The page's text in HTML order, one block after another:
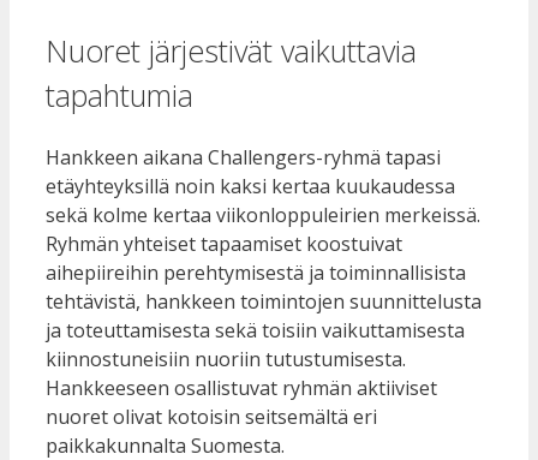
Nuoret järjestivät vaikuttavia
tapahtumia
Hankkeen aikana Challengers-ryhmä tapasi
etäyhteyksillä noin kaksi kertaa kuukaudessa
sekä kolme kertaa viikonloppuleirien merkeissä.
Ryhmän yhteiset tapaamiset koostuivat
aihepiireihin perehtymisestä ja toiminnallisista
tehtävistä, hankkeen toimintojen suunnittelusta
ja toteuttamisesta sekä toisiin vaikuttamisesta
kiinnostuneisiin nuoriin tutustumisesta.
Hankkeeseen osallistuvat ryhmän aktiiviset
nuoret olivat kotoisin seitsemältä eri
paikkakunnalta Suomesta.